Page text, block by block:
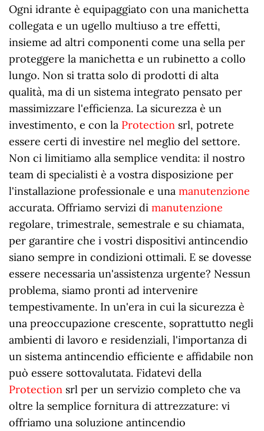
Ogni idrante è equipaggiato con una manichetta
collegata e un ugello multiuso a tre effetti,
insieme ad altri componenti come una sella per
proteggere la manichetta e un rubinetto a collo
lungo. Non si tratta solo di prodotti di alta
qualità, ma di un sistema integrato pensato per
massimizzare l'efficienza. La sicurezza è un
investimento, e con la Protection srl, potrete
essere certi di investire nel meglio del settore.
Non ci limitiamo alla semplice vendita: il nostro
team di specialisti è a vostra disposizione per
l'installazione professionale e una manutenzione
accurata. Offriamo servizi di manutenzione
regolare, trimestrale, semestrale e su chiamata,
per garantire che i vostri dispositivi antincendio
siano sempre in condizioni ottimali. E se dovesse
essere necessaria un'assistenza urgente? Nessun
problema, siamo pronti ad intervenire
tempestivamente. In un'era in cui la sicurezza è
una preoccupazione crescente, soprattutto negli
ambienti di lavoro e residenziali, l'importanza di
un sistema antincendio efficiente e affidabile non
può essere sottovalutata. Fidatevi della
Protection srl per un servizio completo che va
oltre la semplice fornitura di attrezzature: vi
offriamo una soluzione antincendio